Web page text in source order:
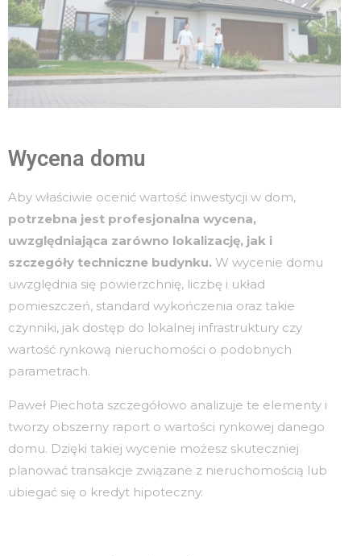
Wycena domu
Aby właściwie ocenić wartość inwestycji w dom,
potrzebna jest profesjonalna wycena,
uwzględniająca zarówno lokalizację, jak i
szczegóły techniczne budynku. W wycenie domu
uwzględnia się powierzchnię, liczbę i układ
pomieszczeń, standard wykończenia oraz takie
czynniki, jak dostęp do lokalnej infrastruktury czy
wartość rynkową nieruchomości o podobnych
parametrach.
Paweł Piechota szczegółowo analizuje te elementy i
tworzy obszerny raport o wartości rynkowej danego
domu. Dzięki takiej wycenie możesz skuteczniej
planować transakcje związane z nieruchomością lub
ubiegać się o kredyt hipoteczny.